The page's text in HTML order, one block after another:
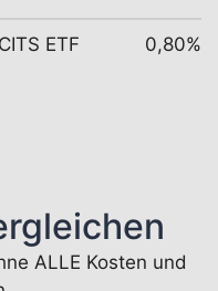
ETF
0,80%
ALLE Kosten und